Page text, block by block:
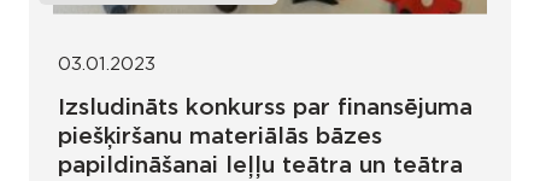
03.01.2023
Izsludināts konkurss par finansējuma
piešķiršanu materiālās bāzes
papildināšanai leļļu teātra un teātra